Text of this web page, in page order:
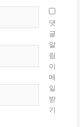
댓
글
알
림
이
메
일
받
기